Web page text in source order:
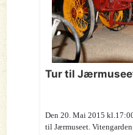
Tur til
Den 20. Mai 2015
til Jærmuseet.